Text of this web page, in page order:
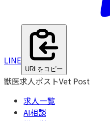
LINE
URLをコピー
獣医求人ポストVet Post
求人一覧
AI相談